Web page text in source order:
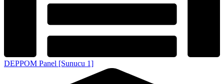
DEPPOM Panel [Sunucu 1]